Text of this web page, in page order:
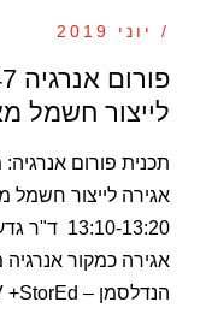
/ יוני 2019
לייצור חשמל
תכנית פורום
הנדלסמן – Solar Edge: PV +StorEd